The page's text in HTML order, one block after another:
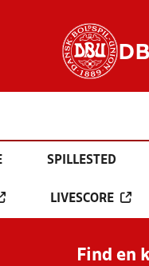
SPILLESTED
LIVESCORE
Find en